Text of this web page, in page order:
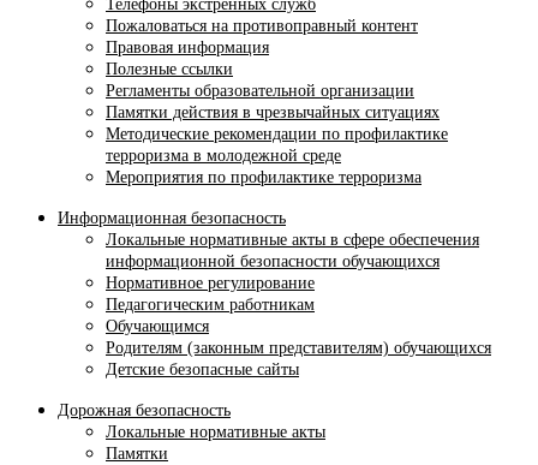
Телефоны экстренных служб
Пожаловаться на противоправный контент
Правовая информация
Полезные ссылки
Регламенты образовательной организации
Памятки действия в чрезвычайных ситуациях
Методические рекомендации по профилактике
терроризма в молодежной среде
Мероприятия по профилактике терроризма
Информационная безопасность
Локальные нормативные акты в сфере обеспечения
информационной безопасности обучающихся
Нормативное регулирование
Педагогическим работникам
Обучающимся
Родителям (законным представителям) обучающихся
Детские безопасные сайты
Дорожная безопасность
Локальные нормативные акты
Памятки